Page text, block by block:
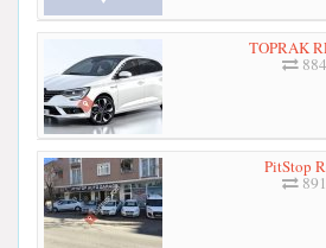
TOPRAK
PitStop